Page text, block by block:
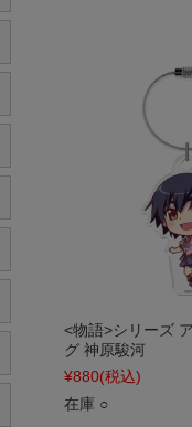
<物語>シリーズ
グ 神原駿河
¥880(税込)
在庫 ○